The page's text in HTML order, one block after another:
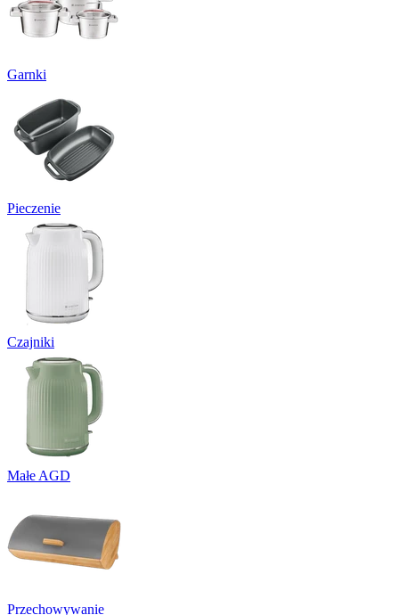
Garnki
Pieczenie
Czajniki
Małe AGD
Przechowywanie